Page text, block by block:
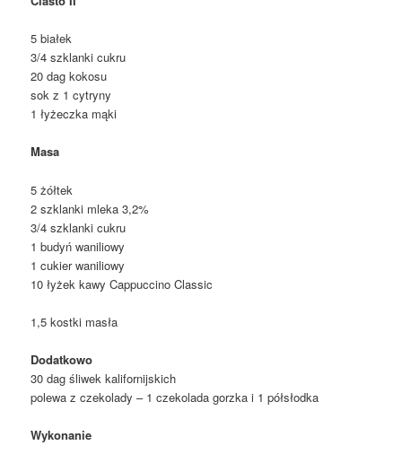
5 białek
3/4 szklanki cukru
20 dag kokosu
sok z 1 cytryny
1 łyżeczka mąki
Masa
5 żółtek
2 szklanki mleka 3,2%
3/4 szklanki cukru
1 budyń waniliowy
1 cukier waniliowy
10 łyżek kawy Cappuccino Classic
1,5 kostki masła
Dodatkowo
30 dag śliwek kalifornijskich
polewa z czekolady – 1 czekolada gorzka i 1 półsłodka
Wykonanie